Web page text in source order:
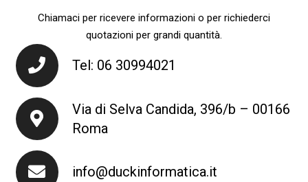
Chiamaci per ricevere informazioni o per richiederci
quotazioni per grandi quantità.
Tel: 06 30994021
Via di Selva Candida, 396/b – 00166
Roma
info@duckinformatica.it